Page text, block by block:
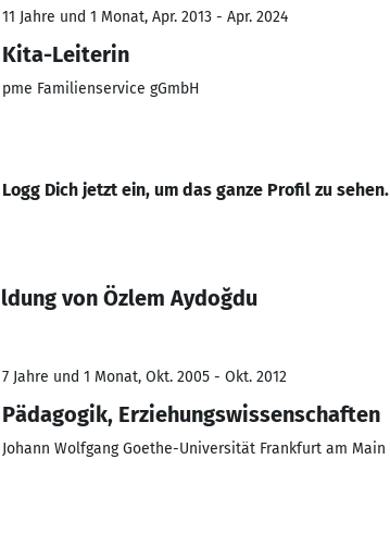
11 Jahre und 1 Monat, Apr. 2013 - Apr. 2024
Kita-Leiterin
pme Familienservice gGmbH
Logg Dich jetzt ein, um das ganze Profil zu sehen.
von Özlem Aydoğdu
7 Jahre und 1 Monat, Okt. 2005 - Okt. 2012
Pädagogik, Erziehungswissenschaften
Johann Wolfgang Goethe-Universität Frankfurt am Main